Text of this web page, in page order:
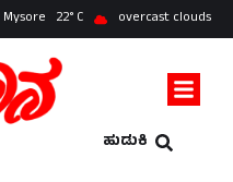
Mysore 22 overcast clouds
ಹುಡುಕಿ